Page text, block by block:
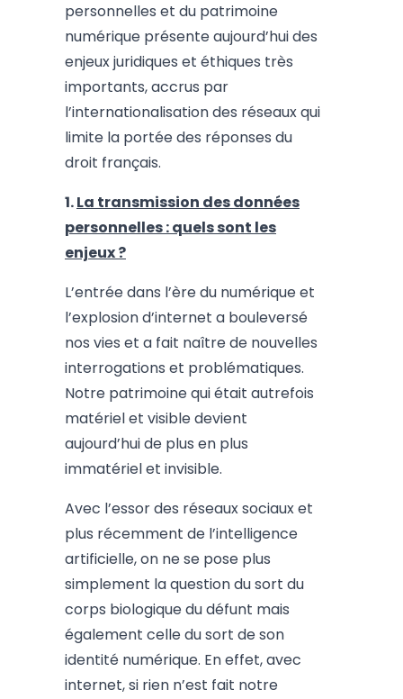
personnelles et du patrimoine
numérique présente aujourd’hui des
enjeux juridiques et éthiques très
importants, accrus par
l’internationalisation des réseaux qui
limite la portée des réponses du
droit français.
1.La transmission des données
personnelles : quels sont les
enjeux ?
L’entrée dans l’ère du numérique et
l’explosion d’internet a bouleversé
nos vies et a fait naître de nouvelles
interrogations et problématiques.
Notre patrimoine qui était autrefois
matériel et visible devient
aujourd’hui de plus en plus
immatériel et invisible.
Avec l’essor des réseaux sociaux et
plus récemment de l’intelligence
artificielle, on ne se pose plus
simplement la question du sort du
corps biologique du défunt mais
également celle du sort de son
identité numérique. En effet, avec
internet, si rien n’est fait notre